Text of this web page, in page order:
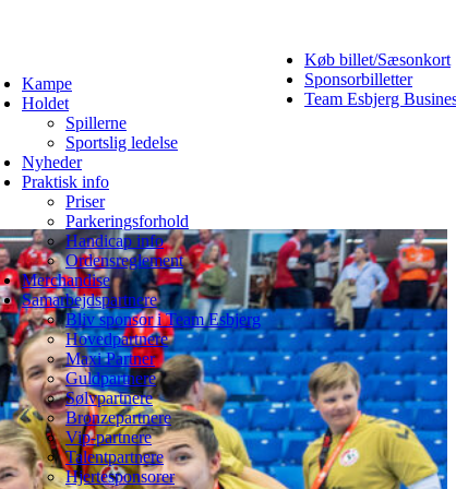
Køb billet/Sæsonkort
Sponsorbilletter
Team Esbjerg
Kampe
Holdet
Spillerne
Sportslig ledelse
Nyheder
Praktisk info
Priser
Parkeringsforhold
Handicap info
Ordensreglement
Merchandise
Samarbejdspartnere
Bliv sponsor i Team Esbjerg
Hovedpartnere
Maxi Partner
Guldpartnere
Sølvpartnere
Bronzepartnere
Vip-partnere
Talentpartnere
Hjertesponsorer